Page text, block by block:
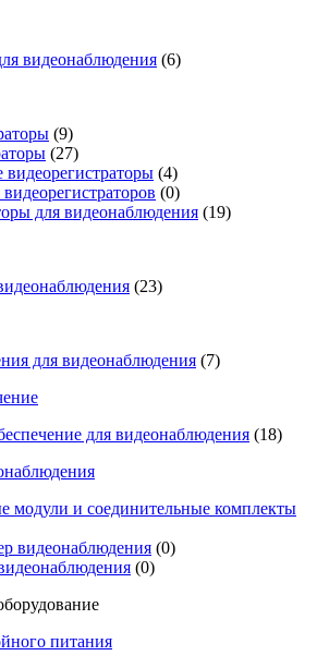
видеонаблюдения (6)
(9)
(27)
(4)
(0)
для видеонаблюдения (19)
(23)
для видеонаблюдения (7)
для видеонаблюдения (18)
модули и соединительные комплекты
видеонаблюдения (0)
(0)
питания